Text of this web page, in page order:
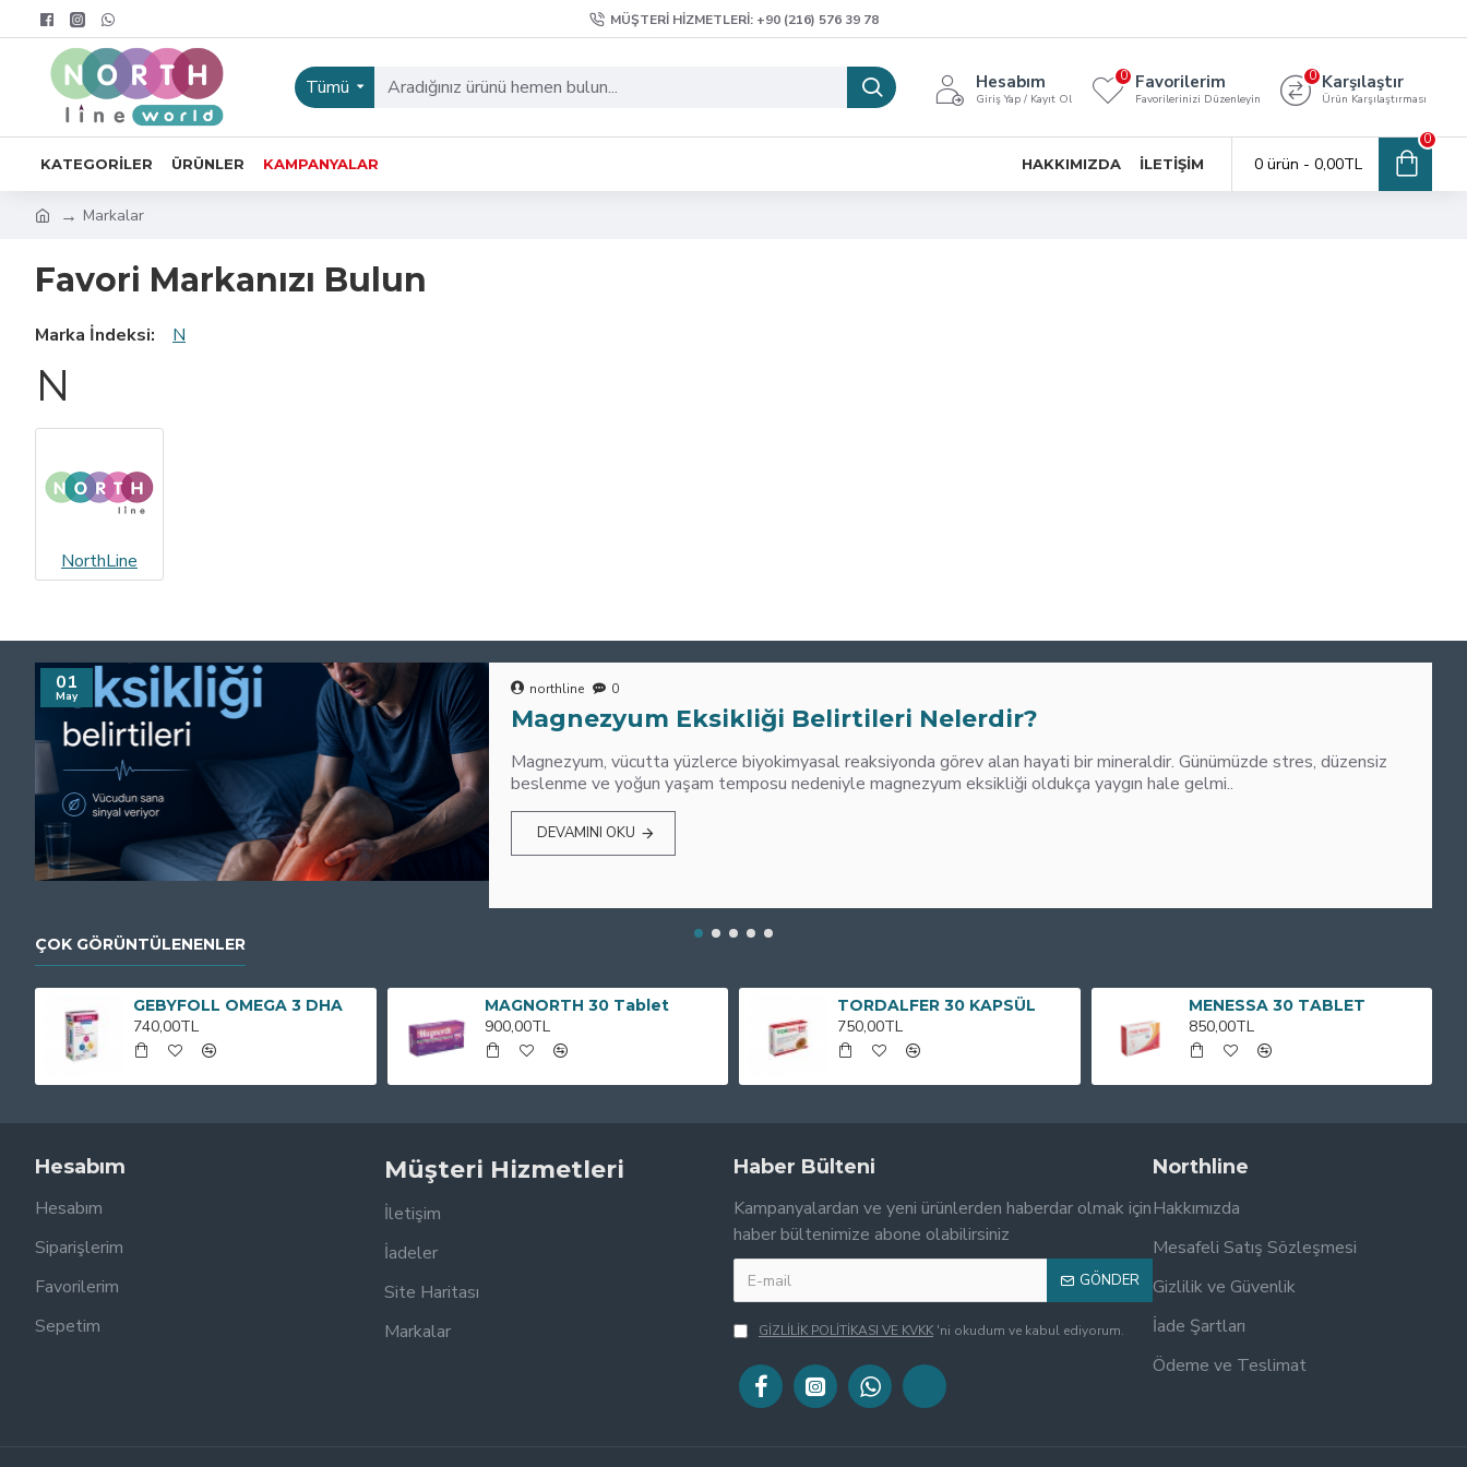
MÜŞTERI HIZMETLERI: +90 (216) 576 39 78
Tümü Hesabım
Giriş Yap / Kayıt Ol
Favorilerim
Favorilerinizi Düzenleyin
0 Karşılaştır
Ürün Karşılaştırması
0
KATEGORILER ÜRÜNLER KAMPANYALAR HAKKIMIZDA İLETIŞIM 0 ürün - 0,00TL
0
Markalar
Favori Markanızı Bulun
Marka İndeksi: N
N
NorthLine
01
May northline 0
Magnezyum Eksikliği Belirtileri Nelerdir?
Magnezyum, vücutta yüzlerce biyokimyasal reaksiyonda görev alan hayati bir mineraldir. Günümüzde stres, düzensiz
beslenme ve yoğun yaşam temposu nedeniyle magnezyum eksikliği oldukça yaygın hale gelmi..
DEVAMINI OKU
ÇOK GÖRÜNTÜLENENLER
GEBYFOLL OMEGA 3 DHA
740,00TL
MAGNORTH 30 Tablet
900,00TL
TORDALFER 30 KAPSÜL
750,00TL
MENESSA 30 TABLET
850,00TL
Hesabım
Hesabım
Siparişlerim
Favorilerim
Sepetim
Müşteri Hizmetleri
İletişim
İadeler
Site Haritası
Markalar
Haber Bülteni
Kampanyalardan ve yeni ürünlerden haberdar olmak için
haber bültenimize abone olabilirsiniz
GÖNDER
GİZLİLİK POLİTİKASI VE KVKK 'ni okudum ve kabul ediyorum.
Northline
Hakkımızda
Mesafeli Satış Sözleşmesi
Gizlilik ve Güvenlik
İade Şartları
Ödeme ve Teslimat